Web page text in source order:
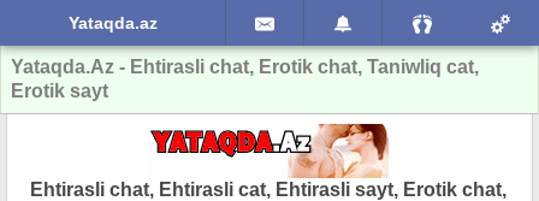
Yataqda.az
Yataqda.Az - Ehtirasli chat, Erotik chat, Taniwliq cat,
Erotik sayt
Ehtirasli chat, Ehtirasli cat, Ehtirasli sayt, Erotik chat,